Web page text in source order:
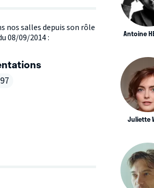
nos salles depuis son rôle
08/09/2014 :
Antoine
Juliette